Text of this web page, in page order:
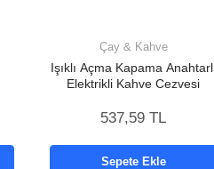
Çay & Kahve
Işıklı Açma Kapama
Elektrikli Kahve Cezvesi
537,59 TL
Sepete Ekle